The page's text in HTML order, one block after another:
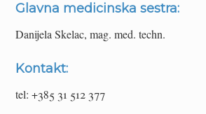
Glavna medicinska sestra:
Danijela Skelac, mag. med. techn.
Kontakt:
tel: +385 31 512 377